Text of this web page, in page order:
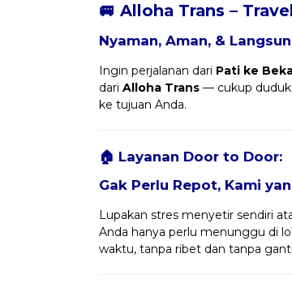
🚐 Alloha Trans –
Nyaman, Aman, &
Ingin perjalanan dari Pati ke
dari Alloha Trans — cukup
ke tujuan Anda.
🏠 Layanan Door to Door:
Gak Perlu Repot, Kami
Lupakan stres menyetir sendiri
Anda hanya perlu menunggu di
waktu, tanpa ribet dan tanpa